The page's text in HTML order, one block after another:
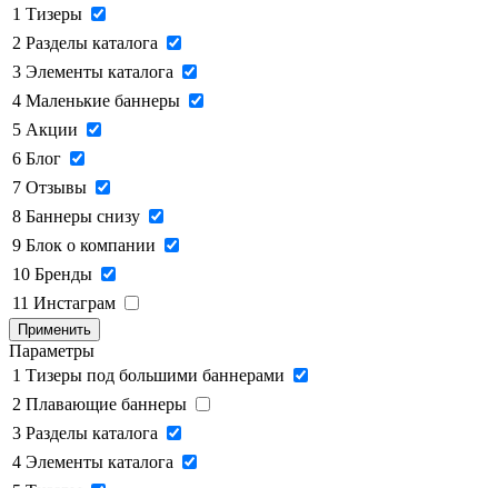
1 Тизеры
2 Разделы каталога
3 Элементы каталога
4 Маленькие баннеры
5 Акции
6 Блог
7 Отзывы
8 Баннеры снизу
9 Блок о компании
10 Бренды
11 Инстаграм
Применить
Параметры
1 Тизеры под большими баннерами
2 Плавающие баннеры
3 Разделы каталога
4 Элементы каталога